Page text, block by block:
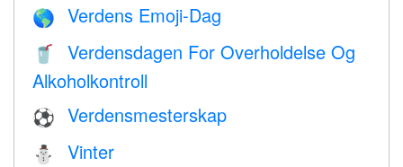
🌎 Verdens Emoji-Dag
🥤
Verdensdagen For Overholdelse Og
Alkoholkontroll
⚽ Verdensmesterskap
⛄ Vinter